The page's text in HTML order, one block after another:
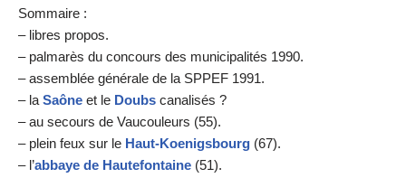
Sommaire :
– libres propos.
– palmarès du concours des municipalités 1990.
– assemblée générale de la SPPEF 1991.
– la Saône et le Doubs canalisés ?
– au secours de Vaucouleurs (55).
– plein feux sur le Haut-Koenigsbourg (67).
– l’abbaye de Hautefontaine (51).